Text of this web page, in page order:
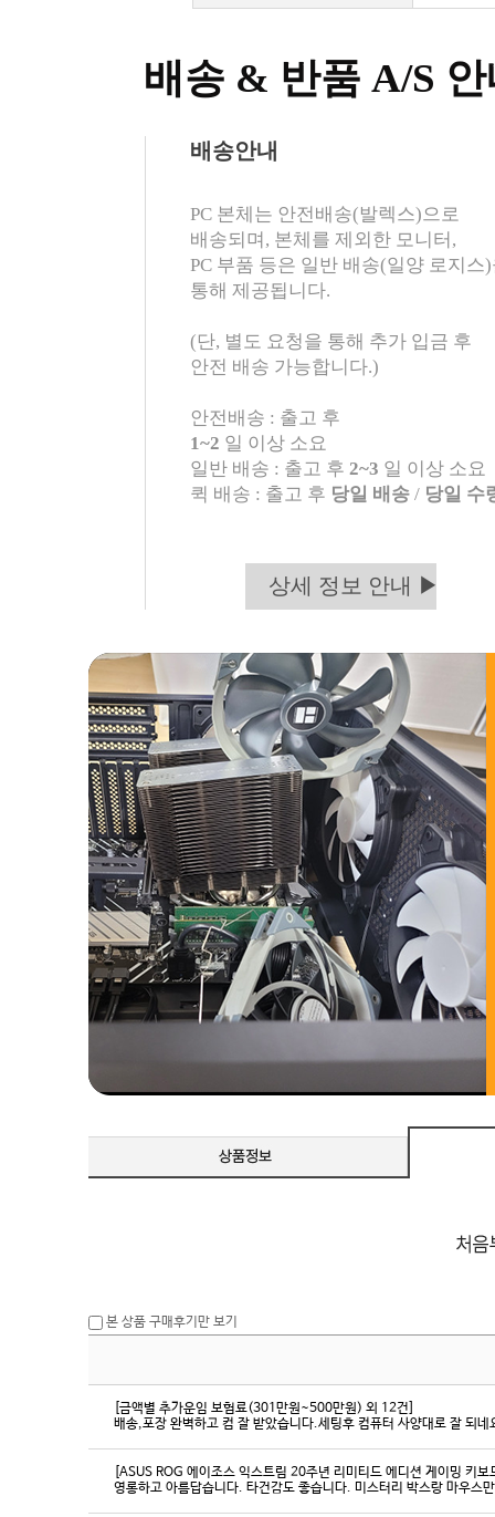
배송 & 반품 A/S
PC 본체는 안전배송(발렉스)으로
배송되며, 본체를 제외한 모니터,
PC 부품 등은 일반 배송(일양 로지스
통해 제공됩니다.
(단, 별도 요청을 통해 추가 입금 후
안전 배송 가능합니다.)
안전배송 : 출고 후
1~2 일 이상 소요
일반 배송 : 출고 후 2~3 일 이상 소요
퀵 배송 : 출고 후 당일 배송 / 당일 수
배송안내
상세 정보 안내 ▶
본 상품 구매후기만 보기
[금액별 추가운임 보험료(301만원~500만원) 외 12건]
배송,포장 완벽하고 컴 잘 받았습니다.세팅후 컴퓨터 사양대로 잘 되
[ASUS ROG 에이조스 익스트림 20주년 리미티드 에디션 게이밍 키
영롱하고 아름답습니다. 타건감도 좋습니다. 미스터리 박스랑 마우스